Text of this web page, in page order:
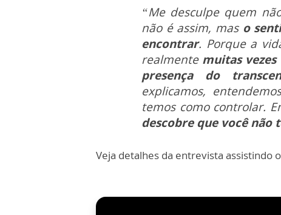
“Me desculpe quem
não é assim, mas o
encontrar. Porque a
realmente muitas
presença do
explicamos,
temos como controlar.
descobre que você
Veja detalhes da entrevista assistindo